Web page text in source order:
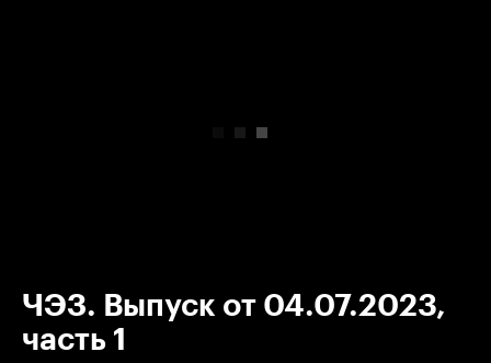
ЧЭЗ. Выпуск от 04.07.2023,
часть 1